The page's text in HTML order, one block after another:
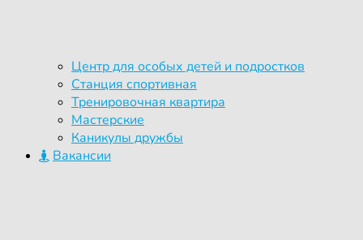
Центр для особых детей и подростков
Станция спортивная
Тренировочная квартира
Мастерские
Каникулы дружбы
Вакансии